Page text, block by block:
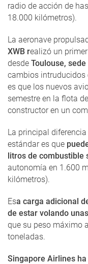
radio de acción de
18.000 kilómetros).
La aeronave
XWB realizó un
desde Toulouse,
cambios intruducidos
es que los nuevos
semestre en la flota de
constructor en un
La principal
estándar es que
litros de combustible
autonomía en 1.600
kilómetros).
Esa carga adicional
de estar volando
que su peso máximo
toneladas.
Singapore Airlines